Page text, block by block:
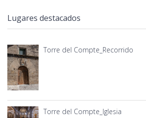
Lugares destacados
Torre del Compte_Recorrido
Torre del Compte_Iglesia